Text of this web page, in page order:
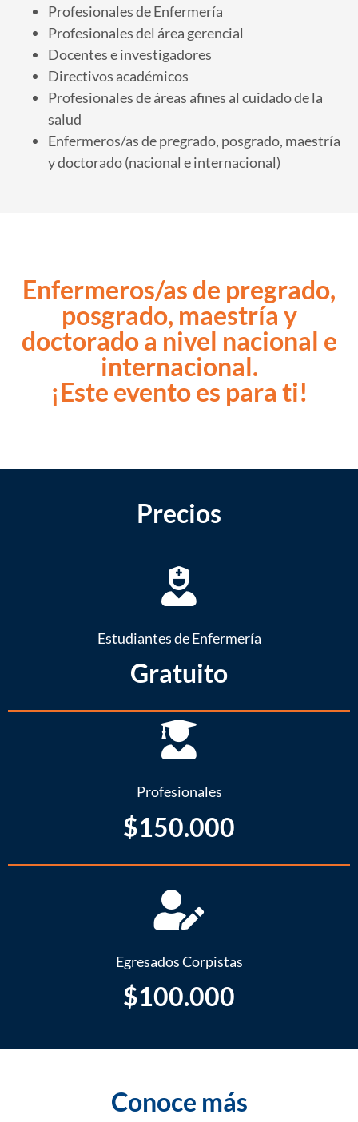
Profesionales de Enfermería
Profesionales del área gerencial
Docentes e investigadores
Directivos académicos
Profesionales de áreas afines al cuidado de la
salud
Enfermeros/as de pregrado, posgrado, maestría
y doctorado (nacional e internacional)
Enfermeros/as de pregrado,
posgrado, maestría y
doctorado a nivel nacional e
internacional.
¡Este evento es para ti!
Precios
Estudiantes de Enfermería
Gratuito
Profesionales
$150.000
Egresados Corpistas
$100.000
Conoce más